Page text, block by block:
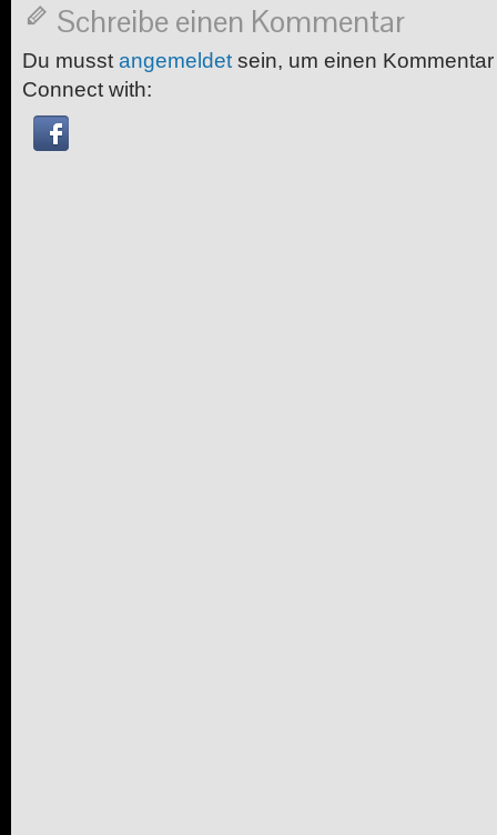
Schreibe einen Kommentar
Du musst angemeldet sein, um einen
Connect with: